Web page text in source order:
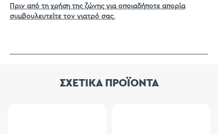
Πριν από τη χρήση της ζώνης για οποιαδήποτε απορία
συμβουλευτείτε τον γιατρό σας.
ΣΧΕΤΙΚΑ ΠΡΟΪΟΝΤΑ